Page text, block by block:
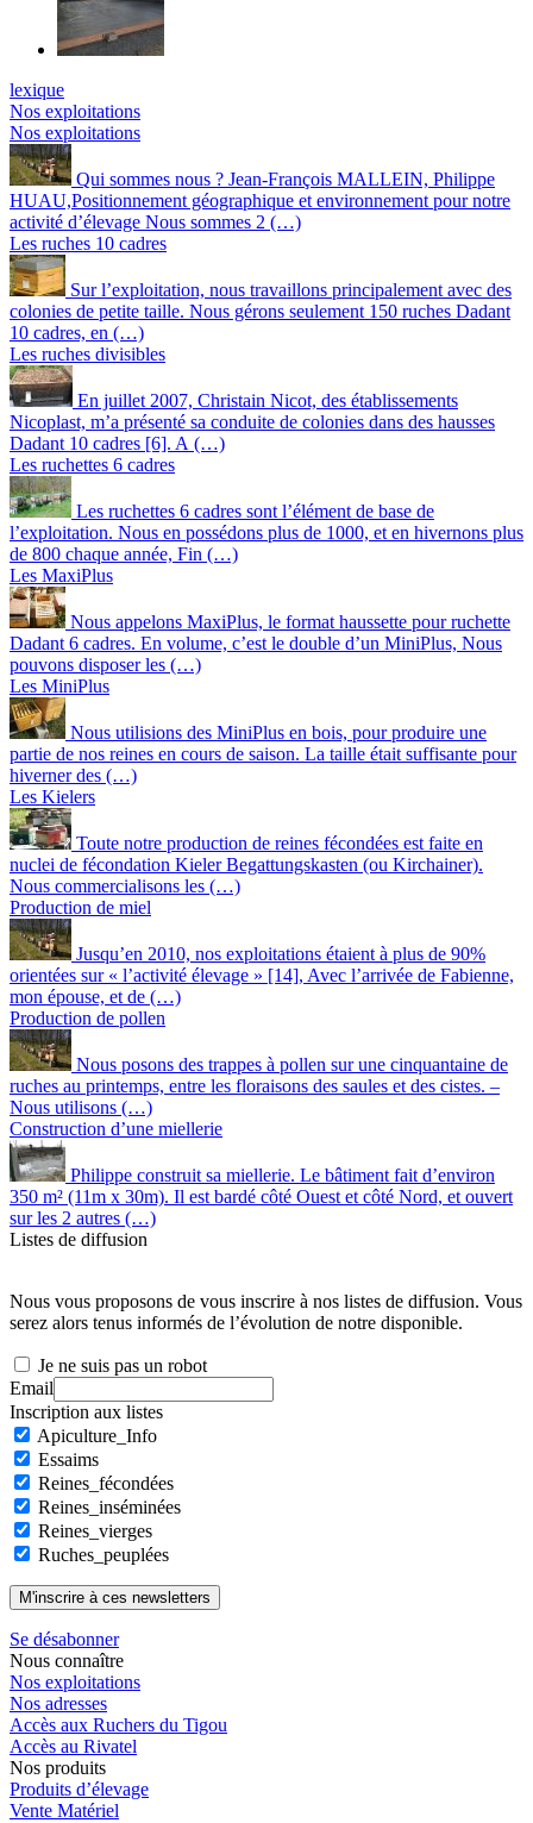
lexique
Nos exploitations
Nos exploitations
Qui sommes nous ? Jean-François MALLEIN, Philippe
HUAU,Positionnement géographique et environnement pour notre
activité d’élevage Nous sommes 2 (…)
Les ruches 10 cadres
Sur l’exploitation, nous travaillons principalement avec des
colonies de petite taille. Nous gérons seulement 150 ruches Dadant
10 cadres, en (…)
Les ruches divisibles
En juillet 2007, Christain Nicot, des établissements
Nicoplast, m’a présenté sa conduite de colonies dans des hausses
Dadant 10 cadres [6]. A (…)
Les ruchettes 6 cadres
Les ruchettes 6 cadres sont l’élément de base de
l’exploitation. Nous en possédons plus de 1000, et en hivernons plus
de 800 chaque année, Fin (…)
Les MaxiPlus
Nous appelons MaxiPlus, le format haussette pour ruchette
Dadant 6 cadres. En volume, c’est le double d’un MiniPlus, Nous
pouvons disposer les (…)
Les MiniPlus
Nous utilisions des MiniPlus en bois, pour produire une
partie de nos reines en cours de saison. La taille était suffisante pour
hiverner des (…)
Les Kielers
Toute notre production de reines fécondées est faite en
nuclei de fécondation Kieler Begattungskasten (ou Kirchainer).
Nous commercialisons les (…)
Production de miel
Jusqu’en 2010, nos exploitations étaient à plus de 90%
orientées sur « l’activité élevage » [14], Avec l’arrivée de Fabienne,
mon épouse, et de (…)
Production de pollen
Nous posons des trappes à pollen sur une cinquantaine de
ruches au printemps, entre les floraisons des saules et des cistes. –
Nous utilisons (…)
Construction d’une miellerie
Philippe construit sa miellerie. Le bâtiment fait d’environ
350 m² (11m x 30m). Il est bardé côté Ouest et côté Nord, et ouvert
sur les 2 autres (…)
Listes de diffusion
Nous vous proposons de vous inscrire à nos listes de diffusion. Vous
serez alors tenus informés de l’évolution de notre disponible.
Je ne suis pas un robot
Email
Inscription aux listes
Apiculture_Info
Essaims
Reines_fécondées
Reines_inséminées
Reines_vierges
Ruches_peuplées
Se désabonner
Nous connaître
Nos exploitations
Nos adresses
Accès aux Ruchers du Tigou
Accès au Rivatel
Nos produits
Produits d’élevage
Vente Matériel